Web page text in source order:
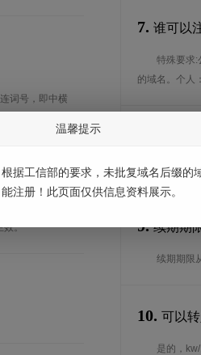
词号，即中横
域名实际是
效。
7. 谁可以
特殊要求:
的域名。个人
注册期
注册期限
9. 续期期
续期期限
10. 可以
是的，
温馨提示
根据工信部的要求，未批复域名后缀的
能注册！此页面仅供信息资料展示。